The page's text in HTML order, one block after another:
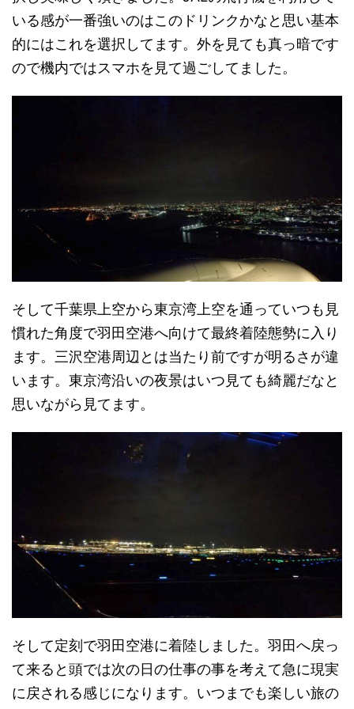
いる感が一番強いのはこのドリンクかなと思い基本
的にはこれを選択してます。外を見ても真っ暗です
ので機内ではスマホを見て過ごしてました。
そして千葉県上空から東京湾上空を通っていつも見
慣れた角度で羽田空港へ向けて最終着陸態勢に入り
ます。三沢空港周辺とは当たり前ですが明るさが違
います。東京湾沿いの夜景はいつ見ても綺麗だなと
思いながら見てます。
そして定刻で羽田空港に着陸しました。羽田へ戻っ
て来ると頭では次の日の仕事の事を考えて急に現実
に戻される感じになります。いつまでも楽しい旅の